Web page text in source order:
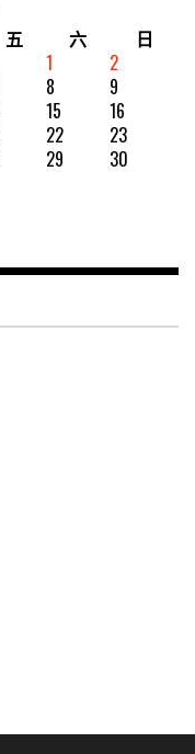
五 六
日
1
2
8
9
15
16
22
23
29
30